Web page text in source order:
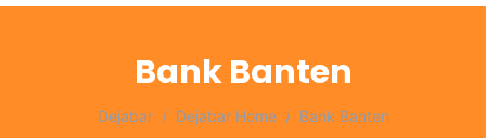
Bank Banten
Dejabar Dejabar Home Bank Banten